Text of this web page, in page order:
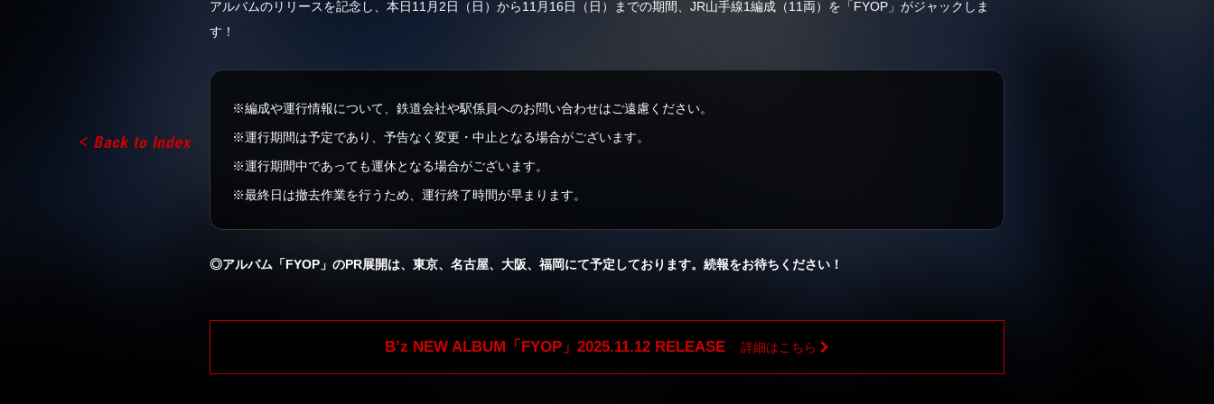
アルバムのリリースを記念し、本日11月2日（日）から11月16日（日）までの期間、JR山手線1編成（11両）を「FYOP」がジャックしま
す！
※編成や運行情報について、鉄道会社や駅係員へのお問い合わせはご遠慮ください。
※運行期間は予定であり、予告なく変更・中止となる場合がございます。
※運行期間中であっても運休となる場合がございます。
※最終日は撤去作業を行うため、運行終了時間が早まります。
◎アルバム「FYOP」のPR展開は、東京、名古屋、大阪、福岡にて予定しております。続報をお待ちください！
B’z NEW ALBUM「FYOP」 2025.11.12 RELEASE 詳細はこちら